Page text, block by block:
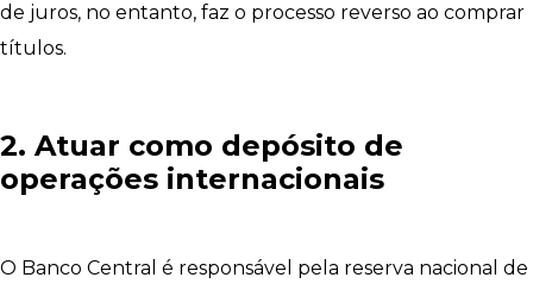
de juros, no entanto, faz o processo reverso ao comprar
títulos.
2. Atuar como depósito de
operações internacionais
O Banco Central é responsável pela reserva nacional de